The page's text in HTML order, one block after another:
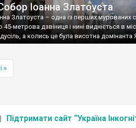
Іоанна Златоуста
Златоуста – одна із перших мурованих
метрова дзвіниця і нині видніється в
а колись це була висотна домінанта
»
Підтримати сайт “Україна